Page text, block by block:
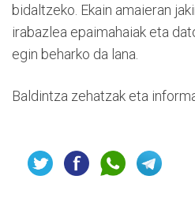
bidaltzeko. Ekain amaieran
irabazlea epaimahaiak eta
egin beharko da lana.
Baldintza zehatzak eta